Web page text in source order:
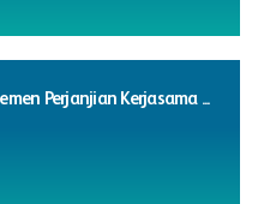
Perjanjian Kerjasama ...